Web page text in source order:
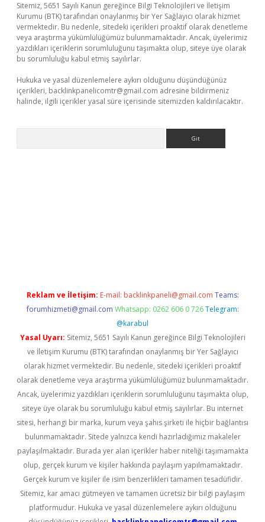
Sitemiz, 5651 Sayılı Kanun gereğince Bilgi Teknolojileri ve İletişim
Kurumu (BTK) tarafından onaylanmış bir Yer Sağlayıcı olarak hizmet
vermektedir. Bu nedenle, sitedeki içerikleri proaktif olarak denetleme
veya araştırma yükümlülüğümüz bulunmamaktadır. Ancak, üyelerimiz
yazdıkları içeriklerin sorumluluğunu taşımakta olup, siteye üye olarak
bu sorumluluğu kabul etmiş sayılırlar.
Hukuka ve yasal düzenlemelere aykırı olduğunu düşündüğünüz
içerikleri, backlinkpanelicomtr@gmail.com adresine bildirmeniz
halinde, ilgili içerikler yasal süre içerisinde sitemizden kaldırılacaktır.
Reklam ve İletişim: E-mail: backlinkpaneli@gmail.com Teams:
forumhizmeti@gmail.com Whatsapp: 0262 606 0 726 Telegram:
@karabul
Yasal Uyarı: Sitemiz, 5651 Sayılı Kanun gereğince Bilgi Teknolojileri
ve İletişim Kurumu (BTK) tarafından onaylanmış bir Yer Sağlayıcı
olarak hizmet vermektedir. Bu nedenle, sitedeki içerikleri proaktif
olarak denetleme veya araştırma yükümlülüğümüz bulunmamaktadır.
Ancak, üyelerimiz yazdıkları içeriklerin sorumluluğunu taşımakta olup,
siteye üye olarak bu sorumluluğu kabul etmiş sayılırlar. Bu internet
sitesi, herhangi bir marka, kurum veya şahıs şirketi ile hiçbir bağlantısı
bulunmamaktadır. Sitede yalnızca kendi hazırladığımız makaleler
paylaşılmaktadır. Burada yer alan içerikler haber niteliği taşımamakta
olup, gerçek kurum ve kişiler hakkında paylaşım yapılmamaktadır.
Gerçek kurum ve kişiler ile isim benzerlikleri tamamen tesadüfidir.
Sitemiz, kar amacı gütmeyen ve tamamen ücretsiz bir bilgi paylaşım
platformudur. Hukuka ve yasal düzenlemelere aykırı olduğunu